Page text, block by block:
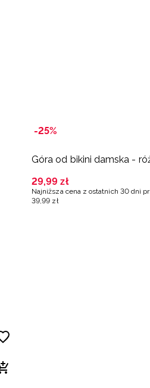
-25%
Góra od bikini damska -
29,99 zł
Najniższa cena z ostatnich 30 dni
39 ,99 zł